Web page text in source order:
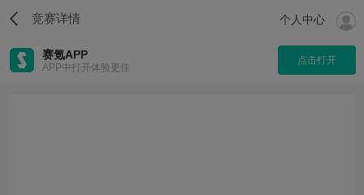
竞赛详情 个人中心
赛氪APP
APP中打开体验更佳
点击打开